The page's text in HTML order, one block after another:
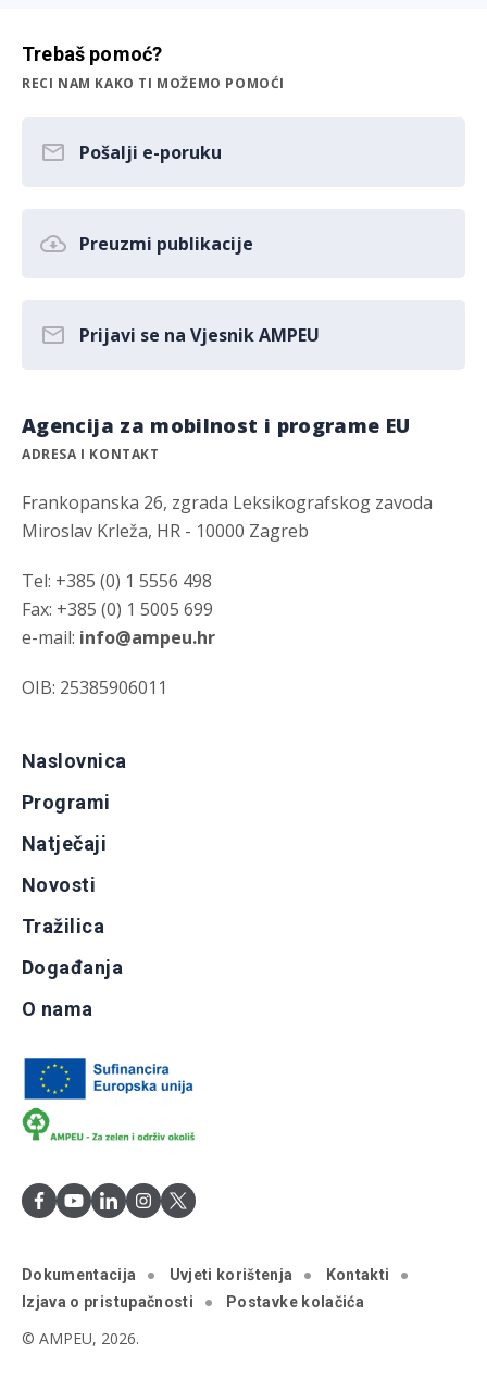
Trebaš pomoć?
RECI NAM KAKO TI MOŽEMO POMOĆI
Pošalji e-poruku
Preuzmi publikacije
Prijavi se na Vjesnik AMPEU
Agencija za mobilnost i programe EU
ADRESA I KONTAKT
Frankopanska 26, zgrada Leksikografskog zavoda
Miroslav Krleža, HR - 10000 Zagreb
Tel: +385 (0) 1 5556 498
Fax: +385 (0) 1 5005 699
e-mail: info@ampeu.hr
OIB: 25385906011
Naslovnica
Programi
Natječaji
Novosti
Tražilica
Događanja
O nama
Dokumentacija Uvjeti korištenja
Kontakti
Izjava o pristupačnosti
Postavke kolačića
© AMPEU, 2026.